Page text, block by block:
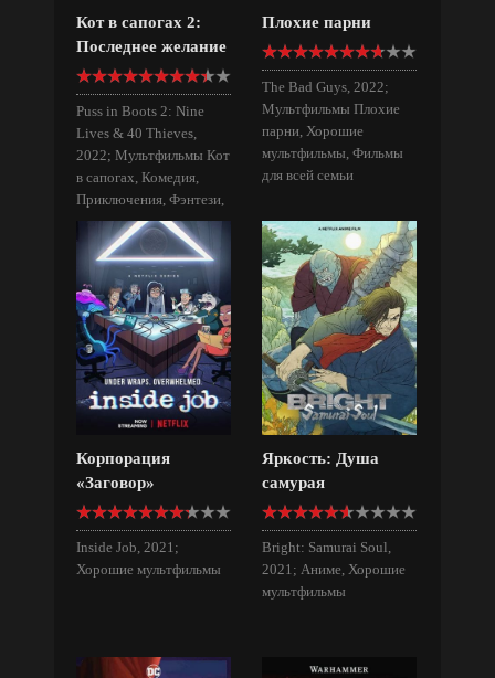
Кот в сапогах 2:
Последнее желание
Puss in Boots 2: Nine
Lives & 40 Thieves,
2022; Мультфильмы Кот
в сапогах, Комедия,
Приключения, Фэнтези,
Хорошие мультфильмы
Плохие парни
The Bad Guys, 2022;
Мультфильмы Плохие
парни, Хорошие
мультфильмы, Фильмы
для всей семьи
Корпорация
«Заговор»
Inside Job, 2021;
Хорошие мультфильмы
Яркость: Душа
самурая
Bright: Samurai Soul,
2021; Аниме, Хорошие
мультфильмы